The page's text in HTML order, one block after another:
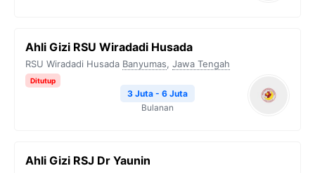
Ahli Gizi RSU Wiradadi Husada
RSU Wiradadi Husada Banyumas, Jawa Tengah
Ditutup
3 Juta - 6 Juta
Bulanan
Ahli Gizi RSJ Dr Yaunin